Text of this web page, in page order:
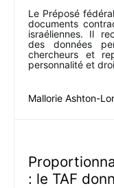
Le Préposé
documents
israéliennes. Il
des données
chercheurs et
personnalité et
Mallorie Ashton-
: le TAF